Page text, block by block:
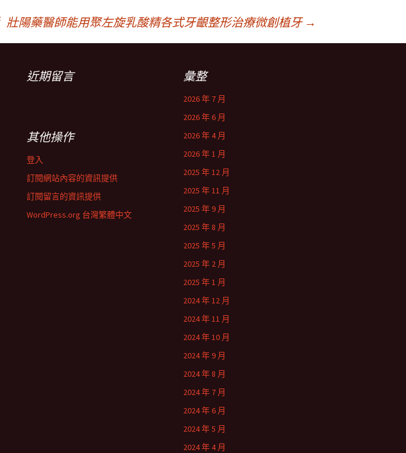
壯陽藥醫師能用聚左旋乳酸精各式牙齦整形治療微創植牙 →
近期留言 彙整
2026 年 7 月
2026 年 6 月
2026 年 4 月
2026 年 1 月
2025 年 12 月
2025 年 11 月
2025 年 9 月
2025 年 8 月
2025 年 5 月
2025 年 2 月
2025 年 1 月
2024 年 12 月
2024 年 11 月
2024 年 10 月
2024 年 9 月
2024 年 8 月
2024 年 7 月
2024 年 6 月
2024 年 5 月
2024 年 4 月
其他操作
登入
訂閱網站內容的資訊提供
訂閱留言的資訊提供
WordPress.org 台灣繁體中文